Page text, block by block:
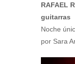
RAFAEL
guitarras
Noche
por Sara